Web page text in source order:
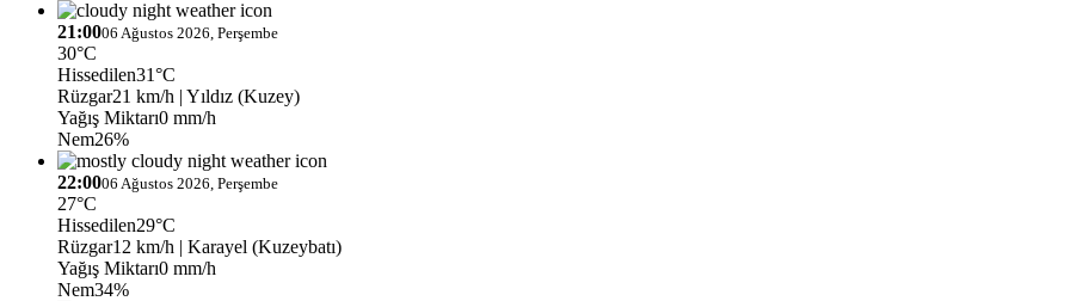
21:0006 Ağustos 2026, Perşembe
30°C
Hissedilen31°C
Rüzgar21 km/h | Yıldız (Kuzey)
Yağış Miktarı0 mm/h
Nem26%
22:0006 Ağustos 2026, Perşembe
27°C
Hissedilen29°C
Rüzgar12 km/h | Karayel (Kuzeybatı)
Yağış Miktarı0 mm/h
Nem34%